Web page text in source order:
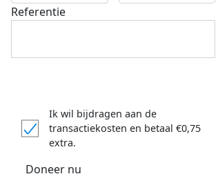
Referentie
Ik wil bijdragen aan de
transactiekosten en betaal €0,75
extra.
Doneer nu